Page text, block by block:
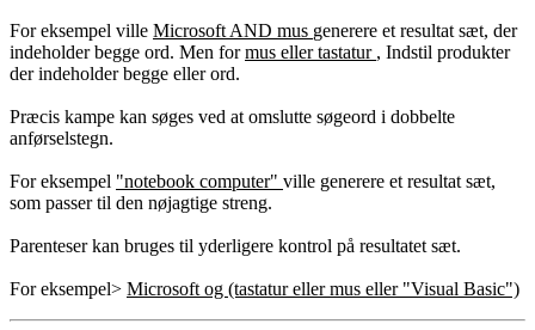
For eksempel ville Microsoft AND mus generere et resultat sæt, der
indeholder begge ord. Men formus eller tastatur , Indstil produkter
der indeholder begge eller ord.
Præcis kampe kan søges ved at omslutte søgeord i dobbelte
anførselstegn.
For eksempel "notebook computer" ville generere et resultat sæt,
som passer til den nøjagtige streng.
Parenteser kan bruges til yderligere kontrol på resultatet sæt.
For eksempel> Microsoft og (tastatur eller mus eller "Visual Basic")